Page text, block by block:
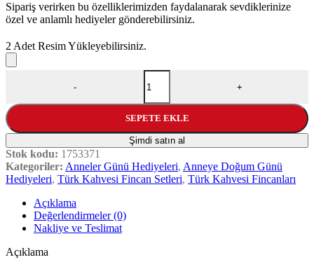
Sipariş verirken bu özelliklerimizden faydalanarak sevdiklerinize
özel ve anlamlı hediyeler gönderebilirsiniz.
2 Adet Resim Yükleyebilirsiniz.
-
Resim Baskılı Türk Kahvesi Fincanı Seti adet
+
SEPETE EKLE
Şimdi satın al
Stok kodu: 1753371
Kategoriler: Anneler Günü Hediyeleri, Anneye Doğum Günü
Hediyeleri, Türk Kahvesi Fincan Setleri, Türk Kahvesi Fincanları
Açıklama
Değerlendirmeler (0)
Nakliye ve Teslimat
Açıklama